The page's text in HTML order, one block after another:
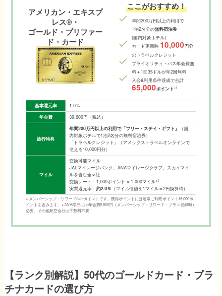
アメリカン・エキスプ
レス®・
ゴールド・プリファー
ド・カード
ここがおすすめ！
年間200万円以上の利用で
1泊2名分の無料宿泊券
(国内対象ホテル)
カード更新時 10,000円分
のトラベルクレジット
プライオリティ・パス年会費無
料＋1回35ドルが年2回無料
入会&利用条件達成で合計
65,000ポイント ※1
基本還元率
1.0%
年会費
39,600円（税込）
旅行特典
年間200万円以上の利用で「フリー・ステイ・ギフト」
（国
内対象ホテルで1泊2名分の無料宿泊券）
「トラベルクレジット」（アメックストラベルオンラインで
使える10,000円分）
マイル
交換可能マイル：
JALマイレージバンク、ANAマイレージクラブ、スカイマイ
ルを含む全⚪︎社
交換レート：1,000ポイント = 1,000マイル※2
実質還元率： 約2.0％ （マイル価値を1マイル＝2円換算時）
※ メンバーシップ・リワード®のポイントです。獲得ポイントには通常ご利用ポイント15,000ポ
イントを含みます。※ ANA移行には年会費5,500円（メンバーシップ・リワード・プラス登録時）
必要。その他航空会社は手数料不要
【ランク別解説】50代のゴールドカード・プラ
チナカードの選び方